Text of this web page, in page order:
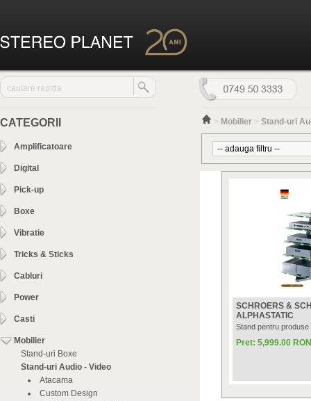
CATEGORII
Amplificatoare
Digital
Pick-up
Boxe
Vibratie
Tricks & Sticks
Cabluri
Power
Casti
Mobilier
Stand-uri Boxe
Stand-uri Audio - Video
Atacama
Custom Design
> Mobilier > Stand-uri
SCHROERS &
ALPHASTATIC
Stand pentru produse
Pret: 5,999.00 RON